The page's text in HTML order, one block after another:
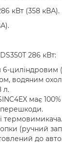
кВт (358 кВА).
286 кВт:
циліндровим
водяним
л.
має
перешкоди.
термовимикача.
(ручний
до